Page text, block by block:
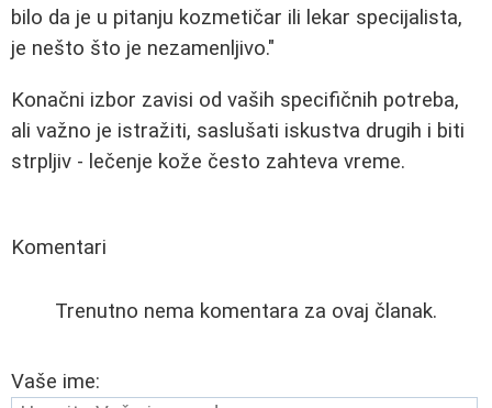
bilo da je u pitanju kozmetičar ili lekar specijalista,
je nešto što je nezamenljivo."
Konačni izbor zavisi od vaših specifičnih potreba,
ali važno je istražiti, saslušati iskustva drugih i biti
strpljiv - lečenje kože često zahteva vreme.
Komentari
Trenutno nema komentara za ovaj članak.
Vaše ime: